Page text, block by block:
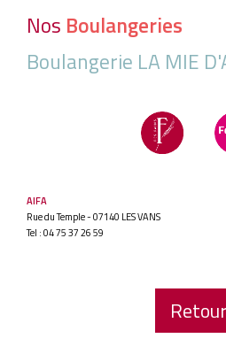
Nos Boulangeries
Boulangerie LA MIE
AIFA
Rue du Temple - 07140 LES VANS
Tel : 04 75 37 26 59
Retour